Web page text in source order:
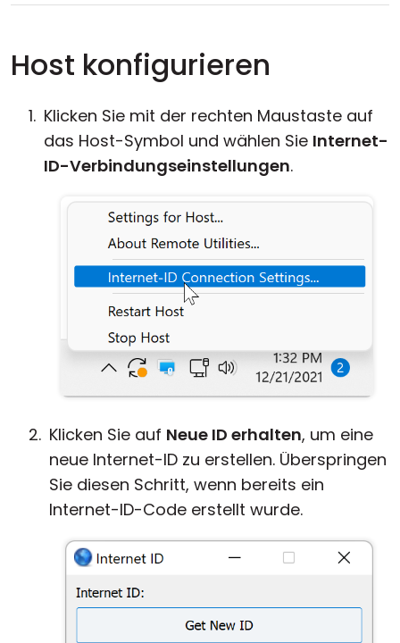
Host konfigurieren
Klicken Sie mit der rechten Maustaste auf
das Host-Symbol und wählen Sie Internet-
ID-Verbindungseinstellungen.
Klicken Sie auf Neue ID erhalten, um eine
neue Internet-ID zu erstellen. Überspringen
Sie diesen Schritt, wenn bereits ein
Internet-ID-Code erstellt wurde.